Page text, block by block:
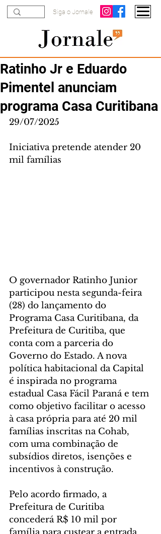
Siga o Jornale
Ratinho Jr e Eduardo
Pimentel anunciam
programa Casa Curitibana
29/07/2025
Iniciativa pretende atender 20
mil famílias
O governador Ratinho Junior
participou nesta segunda-feira
(28) do lançamento do
Programa Casa Curitibana, da
Prefeitura de Curitiba, que
conta com a parceria do
Governo do Estado. A nova
política habitacional da Capital
é inspirada no programa
estadual Casa Fácil Paraná e tem
como objetivo facilitar o acesso
à casa própria para até 20 mil
famílias inscritas na Cohab,
com uma combinação de
subsídios diretos, isenções e
incentivos à construção.
Pelo acordo firmado, a
Prefeitura de Curitiba
concederá R$ 10 mil por